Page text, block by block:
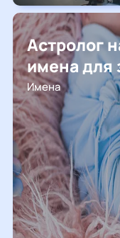
Астролог
имена для
Имена